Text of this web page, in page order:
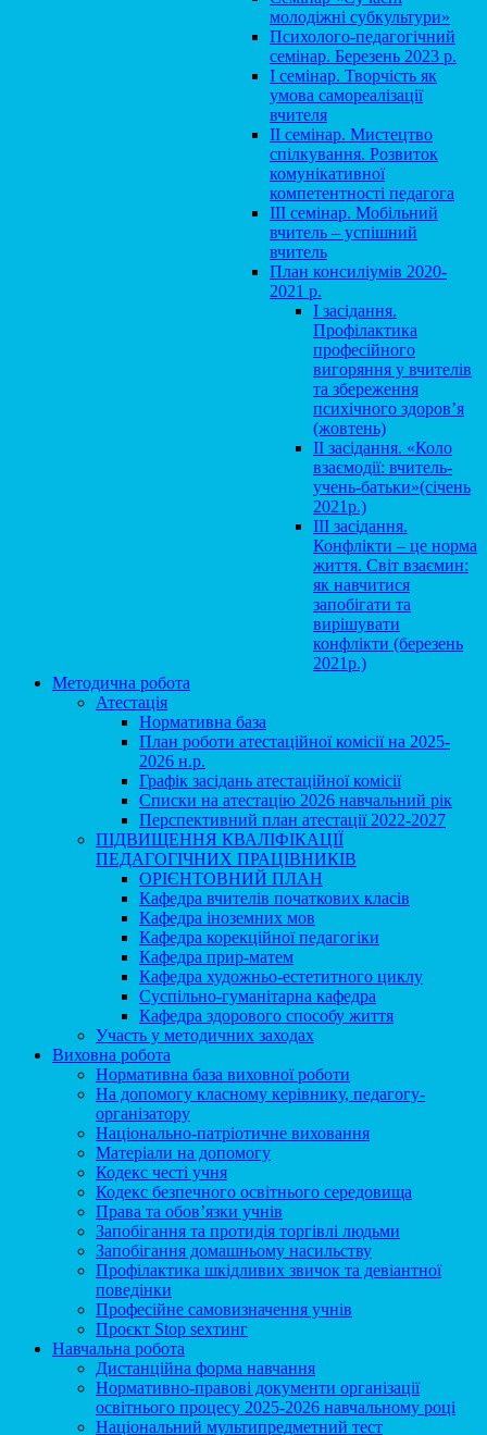
молодіжні субкультури»
Психолого-педагогічний
семінар. Березень 2023 р.
І семінар. Творчість як
умова самореалізації
вчителя
ІІ семінар. Мистецтво
спілкування. Розвиток
комунікативної
компетентності педагога
ІІІ семінар. Мобільний
вчитель – успішний
вчитель
План консиліумів 2020-
2021 р.
І засідання.
Профілактика
професійного
вигоряння у вчителів
та збереження
психічного здоров’я
(жовтень)
ІІ засідання. «Коло
взаємодії: вчитель-
учень-батьки»(січень
2021р.)
ІІІ засідання.
Конфлікти – це норма
життя. Світ взаємин:
як навчитися
запобігати та
вирішувати
конфлікти (березень
2021р.)
Методична робота
Атестація
Нормативна база
План роботи атестаційної комісії на 2025-
2026 н.р.
Графік засідань атестаційної комісії
Списки на атестацію 2026 навчальний рік
Перспективний план атестації 2022-2027
ПІДВИЩЕННЯ КВАЛІФІКАЦІЇ
ПЕДАГОГІЧНИХ ПРАЦІВНИКІВ
ОРІЄНТОВНИЙ ПЛАН
Кафедра вчителів початкових класів
Кафедра іноземних мов
Кафедра корекційної педагогіки
Кафедра прир-матем
Кафедра художньо-естетитного циклу
Суспільно-гуманітарна кафедра
Кафедра здорового способу життя
Участь у методичних заходах
Виховна робота
Нормативна база виховної роботи
На допомогу класному керівнику, педагогу-
організатору
Національно-патріотичне виховання
Матеріали на допомогу
Кодекс честі учня
Кодекс безпечного освітнього середовища
Права та обов’язки учнів
Запобігання та протидія торгівлі людьми
Запобігання домашньому насильству
Профілактика шкідливих звичок та девіантної
поведінки
Професійне самовизначення учнів
Проєкт Stop sexтинг
Навчальна робота
Дистанційна форма навчання
Нормативно-правові документи організації
освітнього процесу 2025-2026 навчальному році
Національний мультипредметний тест